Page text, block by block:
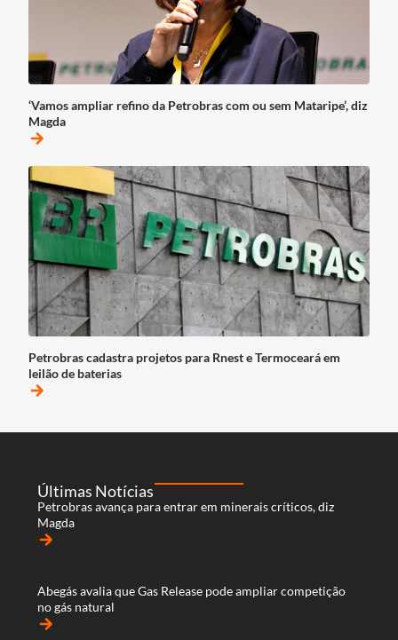
‘Vamos ampliar refino da Petrobras com ou sem Mataripe’, diz
Magda
arrow_forward
Petrobras cadastra projetos para Rnest e Termoceará em
leilão de baterias
arrow_forward
Últimas Notícias
Petrobras avança para entrar em minerais críticos, diz
Magda
arrow_forward
Abegás avalia que Gas Release pode ampliar competição
no gás natural
arrow_forward